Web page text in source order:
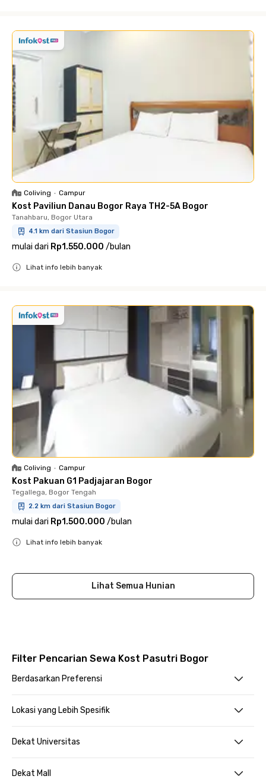
Coliving • Campur
Kost Paviliun Danau Bogor Raya TH2-5A Bogor
Tanahbaru, Bogor Utara
4.1 km dari Stasiun Bogor
mulai dari Rp1.550.000 /bulan
Lihat info lebih banyak
Coliving • Campur
Kost Pakuan G1 Padjajaran Bogor
Tegallega, Bogor Tengah
2.2 km dari Stasiun Bogor
mulai dari Rp1.500.000 /bulan
Lihat info lebih banyak
Lihat Semua Hunian
Filter Pencarian Sewa Kost Pasutri Bogor
Berdasarkan Preferensi
Lokasi yang Lebih Spesifik
Dekat Universitas
Dekat Mall